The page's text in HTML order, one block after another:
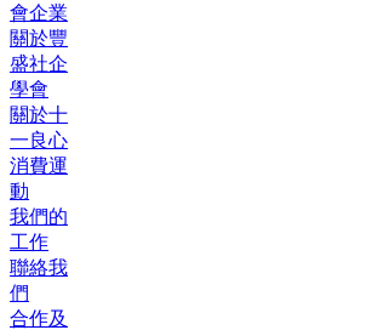
會企業
關於豐
盛社企
學會
關於十
一良心
消費運
動
我們的
工作
聯絡我
們
合作及